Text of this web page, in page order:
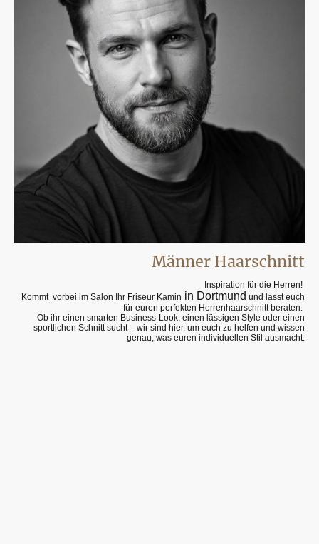
Männer Haarschnitt
Inspiration für die Herren!
Kommt vorbei im Salon Ihr Friseur Kamin in Dortmund und lasst euch
für euren perfekten Herrenhaarschnitt beraten.
Ob ihr einen smarten Business-Look, einen lässigen Style oder einen
sportlichen Schnitt sucht – wir sind hier, um euch zu helfen und wissen
genau, was euren individuellen Stil ausmacht.